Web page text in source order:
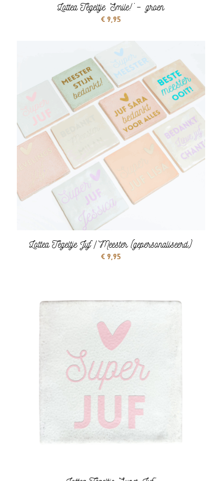
Lottea Tegeltje ‘Smile!’ – groen
€9,95
Lottea Tegeltje Juf / Meester (gepersonaliseerd)
€9,95